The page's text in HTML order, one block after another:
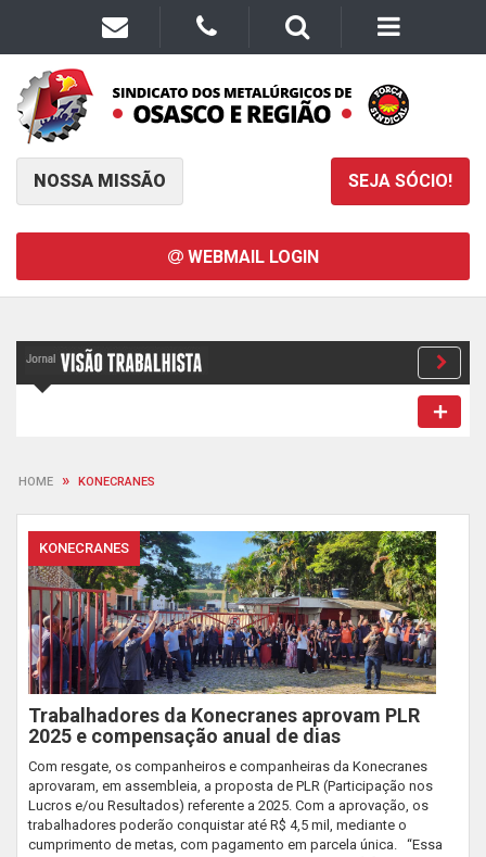
NOSSA MISSÃO SEJA SÓCIO!
WEBMAIL LOGIN
HOME » KONECRANES
KONECRANES
Trabalhadores da Konecranes aprovam PLR
2025 e compensação anual de dias
Com resgate, os companheiros e companheiras da Konecranes
aprovaram, em assembleia, a proposta de PLR (Participação nos
Lucros e/ou Resultados) referente a 2025. Com a aprovação, os
trabalhadores poderão conquistar até R$ 4,5 mil, mediante o
cumprimento de metas, com pagamento em parcela única. “Essa